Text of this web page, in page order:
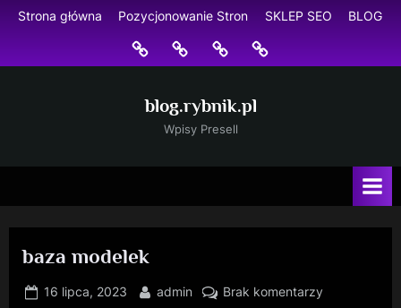
Skip
content
Strona główna Pozycjonowanie Stron SKLEP SEO BLOG
Strona
główna
Pozycjonowanie
Stron
SKLEP
SEO
BLOG
blog.rybnik.pl
Wpisy Presell
baza modelek
Posted
16 lipca, 2023 By
admin Brak komentarzydo